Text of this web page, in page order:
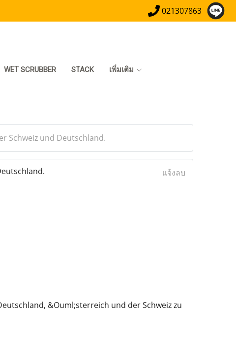
021307863
WET SCRUBBER STACK เพิ่มเติม
Schweiz und Deutschland.
แจ้งลบ
&Ouml;sterreich und der Schweiz zu